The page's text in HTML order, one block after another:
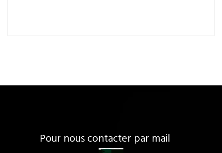
Pour nous contacter par mail